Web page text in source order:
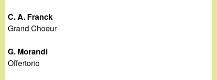
C. A. Franck
Grand Choeur
G. Morandi
Offertorio